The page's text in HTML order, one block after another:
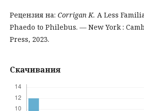
Рецензия на: Corrigan K. A Less
Phaedo to Philebus. — New York :
Press, 2023.
Скачивания